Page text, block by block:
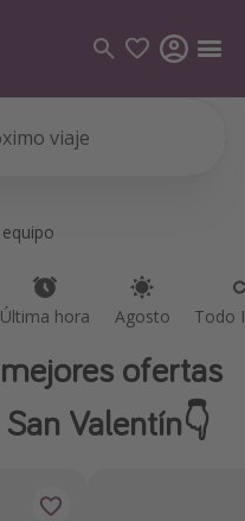
viaje
Última hora Agosto Todo
ofertas
Valentín👇